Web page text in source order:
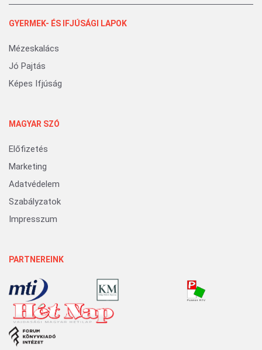
GYERMEK- ÉS IFJÚSÁGI LAPOK
Mézeskalács
Jó Pajtás
Képes Ifjúság
MAGYAR SZÓ
Előfizetés
Marketing
Adatvédelem
Szabályzatok
Impresszum
PARTNEREINK